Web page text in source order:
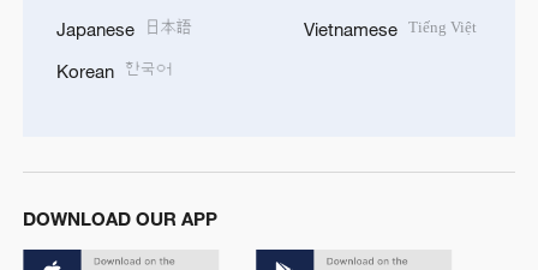
Japanese 日本語
Korean 한국어
Vietnamese Tiếng Việt
DOWNLOAD OUR APP